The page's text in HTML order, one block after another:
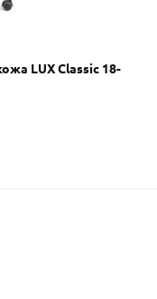
LUX Classic 18-